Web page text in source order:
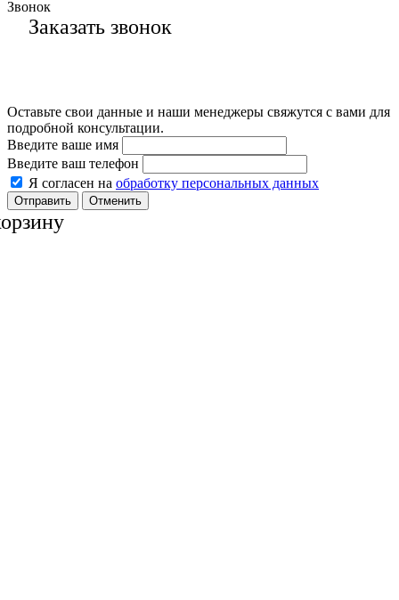
Звонок
Заказать звонок
Оставьте свои данные и наши менеджеры свяжутся с вами для
подробной консультации.
Введите ваше имя
Введите ваш телефон
Я согласен на обработку персональных данных
Отменить